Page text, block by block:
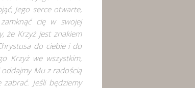
Jego serce otwarte,
cię w swojej
że Krzyż jest znakiem
do ciebie i do
Krzyż we wszystkim,
Mu z radością
zabrać. Jeśli będziemy